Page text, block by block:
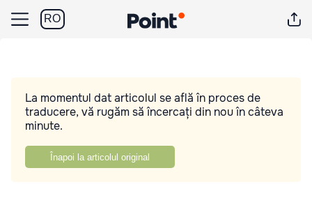
RO
La momentul dat articolul se află în proces de
traducere, vă rugăm să încercați din nou în câteva
minute.
Înapoi la articolul original